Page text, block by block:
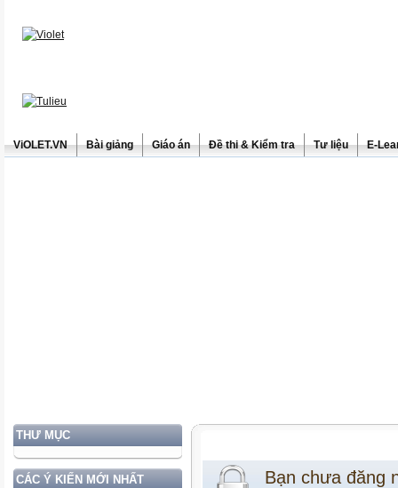
ViOLET.VN Bài giảng Giáo án Đề thi & Kiểm tra Tư liệu E-
THƯ MỤC
CÁC Ý KIẾN MỚI NHẤT Bạn chưa đăng